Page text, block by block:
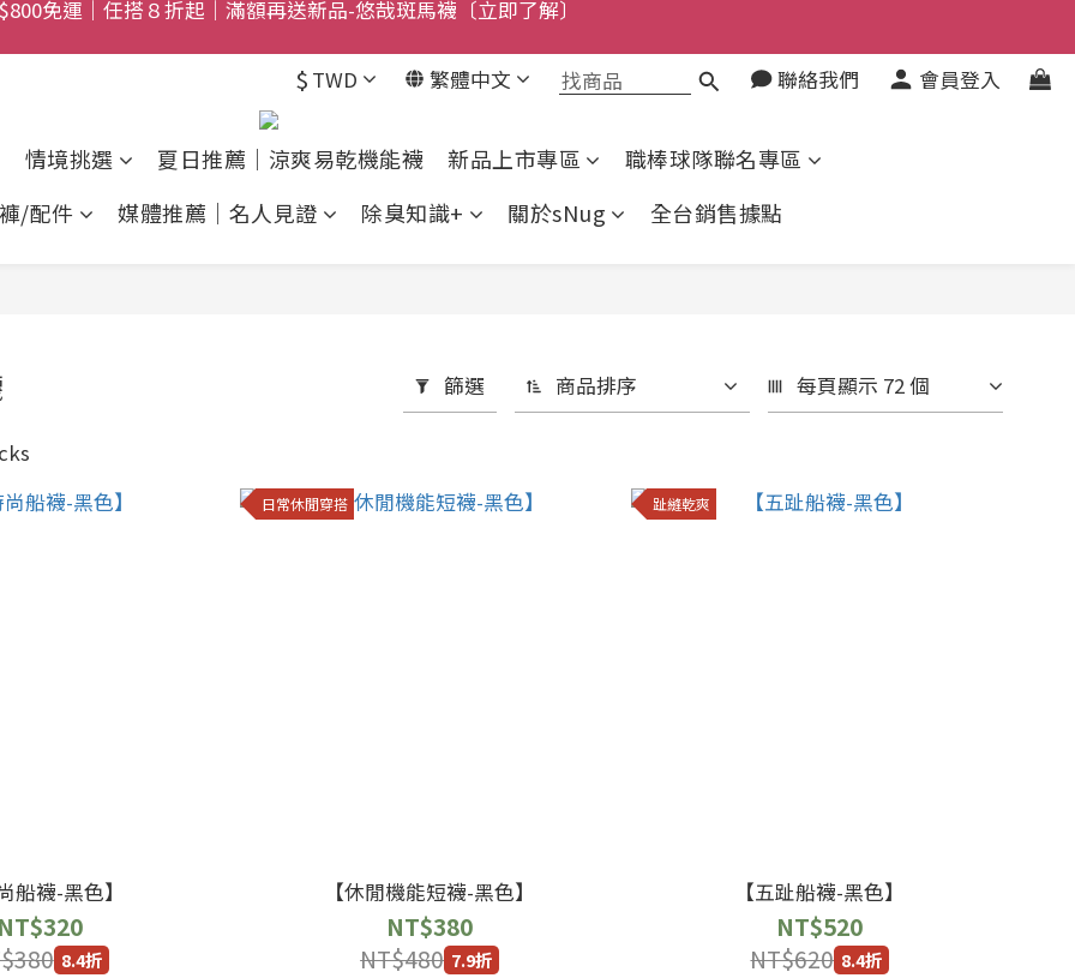
免運｜任搭８折起｜滿額再送新品-悠哉斑馬襪〔立即了解〕
禮｜sNug愛心禮盒甜蜜登場！把舒適與心意一起送出〔馬上了解〕
盒登場｜把舒適送進爸爸的每一天，日夜呵護一次備好〔馬上了解〕
$800免運｜任搭８折起｜滿額再送新品-悠哉斑馬襪〔立即了解〕
$ TWD 繁體中文 聯絡我們 會員登入
情境挑選 夏日推薦｜涼爽易乾機能襪 新品上市專區
職棒球隊聯名專區
/配件 媒體推薦｜名人見證 除臭知識+ 關於sNug 全台銷售據點
篩選 商品排序 每頁顯示 72 個
船襪-黑色】
NT$320
8.4折
日常休閒穿搭
【休閒機能短襪-黑色】
NT$380
NT$480 7.9折
趾縫乾爽
【五趾船襪-黑色】
NT$520
NT$620 8.4折